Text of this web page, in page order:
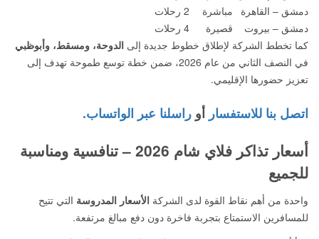
دمشق – القاهرة
مباشرة
2 رحلات
دمشق – بيروت
قصيرة
4 رحلات
كما تخطط الشركة لإطلاق خطوط جديدة إلى الدوحة، ومسقط، وأبوظبي
في النصف الثاني من عام 2026، ضمن خطة توسع طموحة تهدف إلى
تعزيز حضورها الإقليمي.
اتصل بنا للاستفسار أو راسلنا عبر الواتساب.
أسعار تذاكر فلاي شام 2026 – تنافسية ومناسبة
للجميع
واحدة من أهم نقاط القوة لدى الشركة الأسعار المدروسة التي تتيح
للمسافرين الاستمتاع بتجربة فاخرة دون دفع مبالغ مرتفعة.